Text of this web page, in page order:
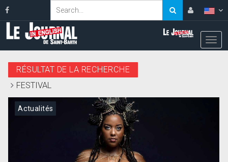
RÉSULTAT DE LA RECHERCHE
FESTIVAL
Actualités